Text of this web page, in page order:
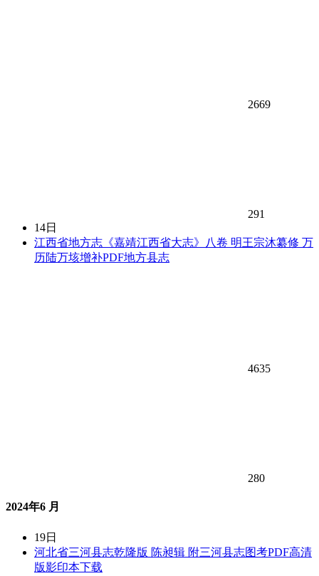
2669
291
14日
江西省地方志《嘉靖江西省大志》八卷 明王宗沐纂修 万
历陆万垓增补PDF地方县志
4635
280
2024年6 月
19日
河北省三河县志乾隆版 陈昶辑 附三河县志图考PDF高清
版影印本下载